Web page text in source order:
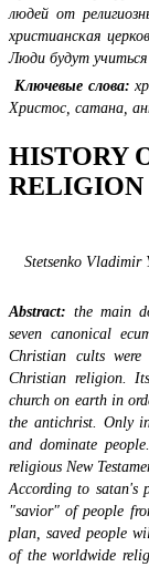
людей от
христианская
Люди будут
Ключевые слова:
Христос, сатана,
HISTORY
RELIGION
Stetsenko Vladimir
Abstract: the main
seven canonical
Christian cults
Christian religion.
church on earth in
the antichrist. Only
and dominate
religious New
According to satan's
"savior" of people
plan, saved people
of the worldwide